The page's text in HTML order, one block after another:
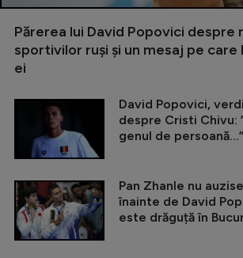
Părerea lui David Popovici despre
sportivilor ruși și un mesaj pe
ei
David Popovici,
despre Cristi Chivu:
genul de persoană...”
Pan Zhanle nu
înainte de David
este drăguță în